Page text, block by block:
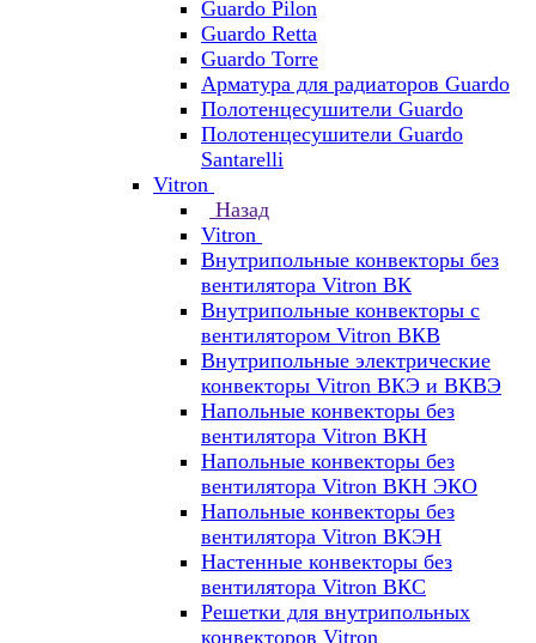
Guardo Pilon
Guardo Retta
Guardo Torre
Арматура для радиаторов Guardo
Полотенцесушители Guardo
Полотенцесушители Guardo
Santarelli
Vitron
Назад
Vitron
Внутрипольные конвекторы без
вентилятора Vitron ВК
Внутрипольные конвекторы с
вентилятором Vitron ВКВ
Внутрипольные электрические
конвекторы Vitron ВКЭ и ВКВЭ
Напольные конвекторы без
вентилятора Vitron ВКН
Напольные конвекторы без
вентилятора Vitron ВКН ЭКО
Напольные конвекторы без
вентилятора Vitron ВКЭН
Настенные конвекторы без
вентилятора Vitron ВКС
Решетки для внутрипольных
конвекторов Vitron